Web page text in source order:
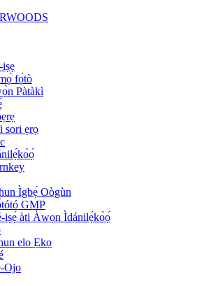
fọ́tò
Pàtàkì
sori ẹrọ
Ìgbẹ́ Oògùn
GMP
iṣẹ́ àti Àwọn Ìdánilẹ́kọ̀ọ́
elo Ẹkọ
Ojo